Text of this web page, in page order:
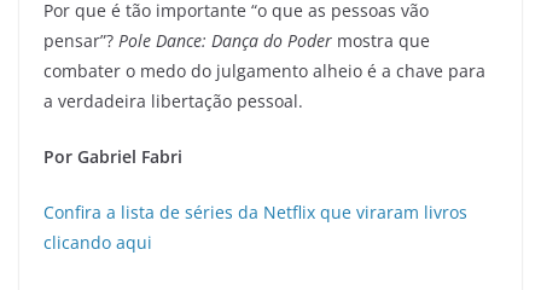
Por que é tão importante “o que as pessoas vão
pensar”? Pole Dance: Dança do Poder mostra que
combater o medo do julgamento alheio é a chave para
a verdadeira libertação pessoal.
Por Gabriel Fabri
Confira a lista de séries da Netflix que viraram livros
clicando aqui